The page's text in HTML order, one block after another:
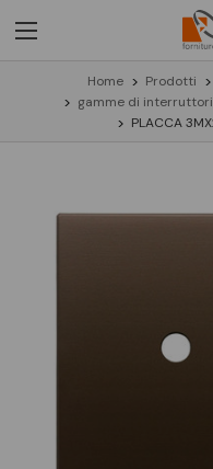
Home Prodotti
gamme di
PLACCA